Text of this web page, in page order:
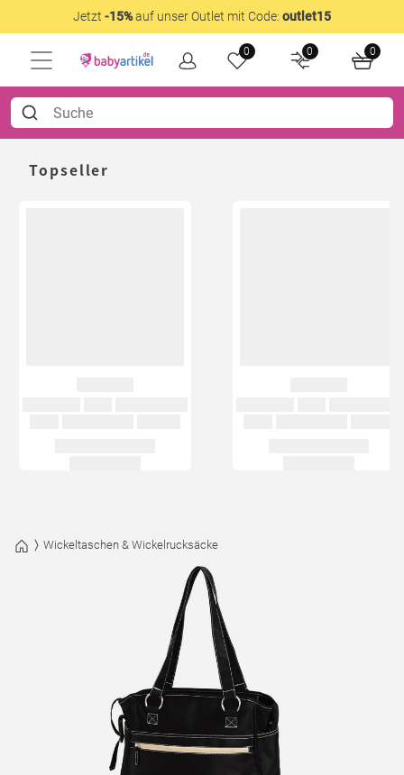
Jetzt -15%auf unser Outlet mit Code: outlet15
0 0 0
Topseller
Wickeltaschen & Wickelrucksäcke